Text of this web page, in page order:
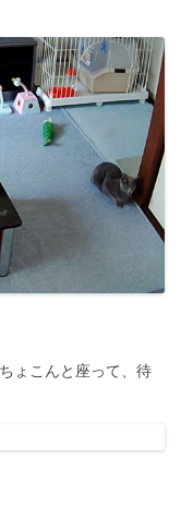
ょこんと座って、待